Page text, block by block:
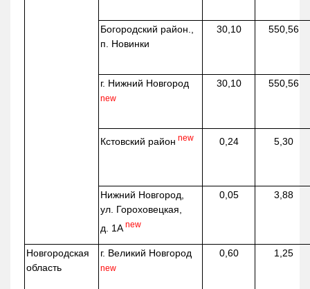
Богородский район.,
п. Новинки
30,10 550,56
г. Нижний Новгород
new
30,10 550,56
Кстовский район new 0,24 5,30
Нижний Новгород,
ул. Гороховецкая,
д. 1А new
0,05 3,88
Новгородская
область
г. Великий Новгород
new
0,60 1,25